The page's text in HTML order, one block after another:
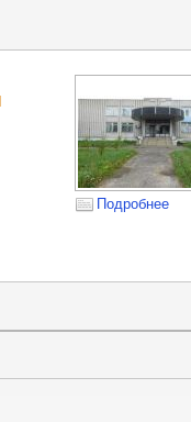
Подробнее